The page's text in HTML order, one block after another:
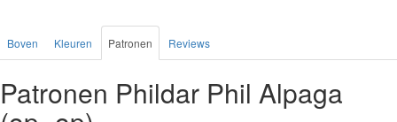
Boven Kleuren Patronen Reviews
Patronen Phildar Phil Alpaga